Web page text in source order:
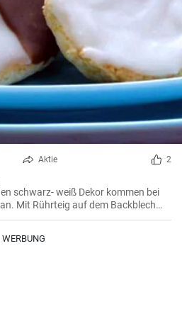
Aktie 2
schwarz- weiß Dekor kommen bei
Mit Rührteig auf dem Backblech
Zuletzt werden die Amerikaner dick
WERBUNG